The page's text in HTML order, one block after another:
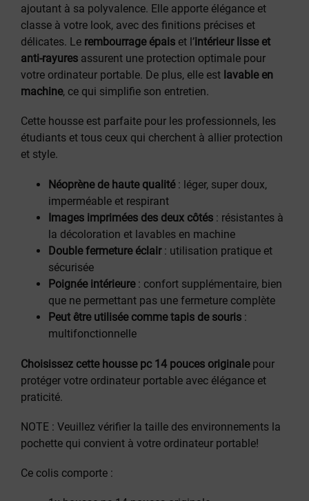
ajoutant à sa polyvalence. Elle apporte élégance et
classe à votre look, avec des finitions précises et
délicates. Le rembourrage épais et l’intérieur lisse et
anti-rayures assurent une protection optimale pour
votre ordinateur portable. De plus, elle est lavable en
machine, ce qui simplifie son entretien.
Cette housse est parfaite pour les professionnels, les
étudiants et tous ceux qui cherchent à allier protection
et style.
Néoprène de haute qualité: léger, super doux,
imperméable et respirant
Images imprimées des deux côtés : résistantes à
la décoloration et lavables en machine
Double fermeture éclair: utilisation pratique et
sécurisée
Poignée intérieure: confort supplémentaire, bien
que ne permettant pas une fermeture complète
Peut être utilisée comme tapis de souris :
multifonctionnelle
Choisissez cette housse pc 14 pouces originalepour
protéger votre ordinateur portable avec élégance et
praticité.
NOTE : Veuillez vérifier la taille des environnements la
pochette qui convient à votre ordinateur portable!
Ce colis comporte :